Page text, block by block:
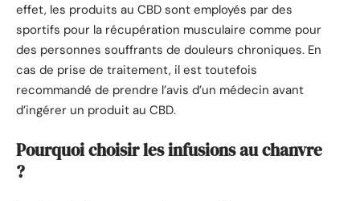
effet, les produits au CBD sont employés par des
sportifs pour la récupération musculaire comme pour
des personnes souffrants de douleurs chroniques. En
cas de prise de traitement, il est toutefois
recommandé de prendre l’avis d’un médecin avant
d’ingérer un produit au CBD.
Pourquoi choisir les infusions au chanvre
?